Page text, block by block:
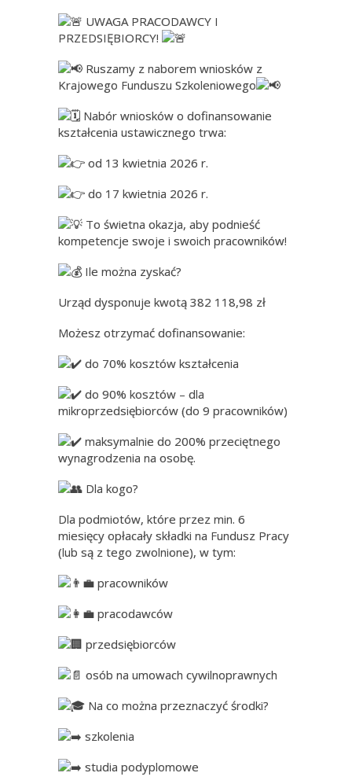
UWAGA PRACODAWCY I
PRZEDSIĘBIORCY!
Ruszamy z naborem wniosków z
Krajowego Funduszu Szkoleniowego
Nabór wniosków o dofinansowanie
kształcenia ustawicznego trwa:
od 13 kwietnia 2026 r.
do 17 kwietnia 2026 r.
To świetna okazja, aby podnieść
kompetencje swoje i swoich pracowników!
Ile można zyskać?
Urząd dysponuje kwotą 382 118,98 zł
Możesz otrzymać dofinansowanie:
do 70% kosztów kształcenia
do 90% kosztów – dla
mikroprzedsiębiorców (do 9 pracowników)
maksymalnie do 200% przeciętnego
wynagrodzenia na osobę.
Dla kogo?
Dla podmiotów, które przez min. 6
miesięcy opłacały składki na Fundusz Pracy
(lub są z tego zwolnione), w tym:
pracowników
pracodawców
przedsiębiorców
osób na umowach cywilnoprawnych
Na co można przeznaczyć środki?
szkolenia
studia podyplomowe